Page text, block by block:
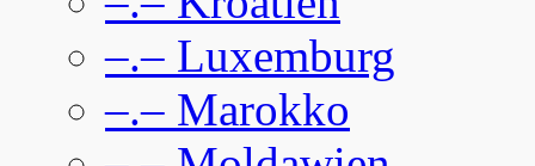
–.– Luxemburg
–.– Marokko